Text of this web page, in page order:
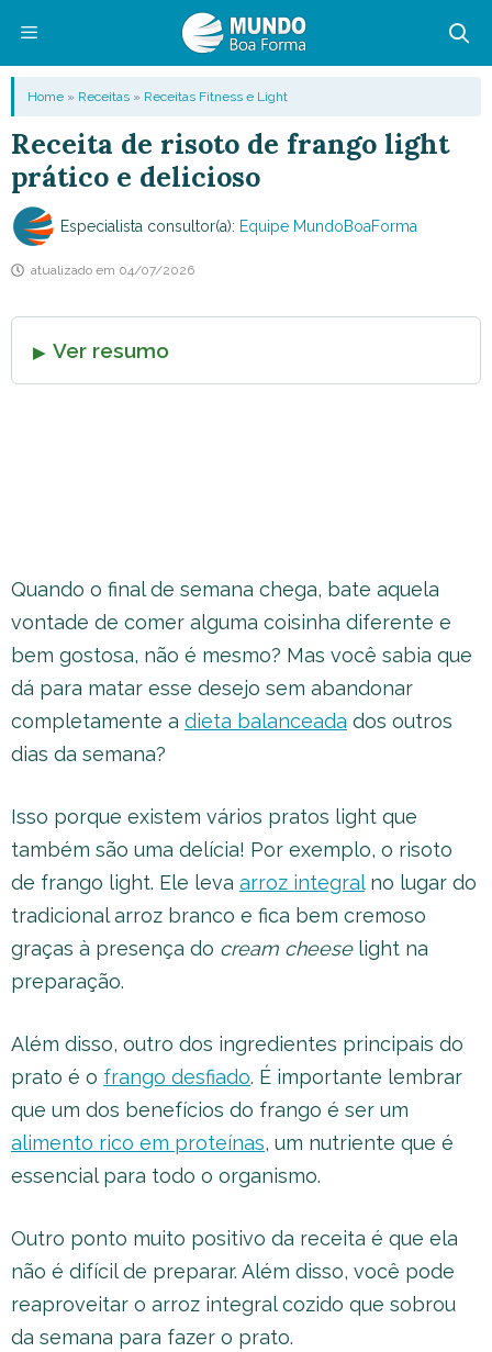
conteúdo
Menu
Home » Receitas » Receitas Fitness e Light
Receita de risoto de frango light
prático e delicioso
Especialista consultor(a): Equipe MundoBoaForma
atualizado em 04/07/2026
Ver resumo
Quando o final de semana chega, bate aquela
vontade de comer alguma coisinha diferente e
bem gostosa, não é mesmo? Mas você sabia que
dá para matar esse desejo sem abandonar
completamente a dieta balanceada dos outros
dias da semana?
Isso porque existem vários pratos light que
também são uma delícia! Por exemplo, o risoto
de frango light. Ele leva arroz integralno lugar do
tradicional arroz branco e fica bem cremoso
graças à presença do cream cheese light na
preparação.
Além disso, outro dos ingredientes principais do
prato é o frango desfiado. É importante lembrar
que um dos benefícios do frango é ser um
alimento rico em proteínas, um nutriente que é
essencial para todo o organismo.
Outro ponto muito positivo da receita é que ela
não é difícil de preparar. Além disso, você pode
reaproveitar o arroz integral cozido que sobrou
da semana para fazer o prato.